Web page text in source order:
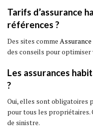
Tarifs d’assurance
références ?
Des sites comme Assurance
des conseils pour optimiser
Les assurances
?
Oui, elles sont obligatoires
pour tous les propriétaires.
de sinistre.